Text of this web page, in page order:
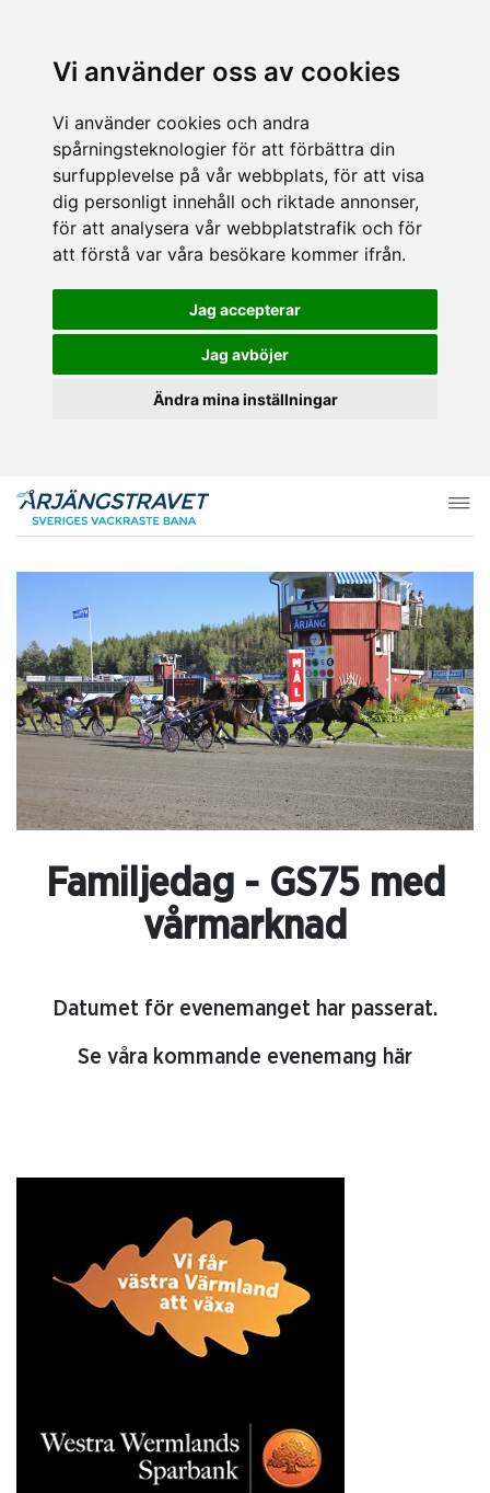
Vi använder oss av cookies
Vi använder cookies och andra
spårningsteknologier för att förbättra din
surfupplevelse på vår webbplats, för att visa
dig personligt innehåll och riktade annonser,
för att analysera vår webbplatstrafik och för
att förstå var våra besökare kommer ifrån.
Jag accepterar
Jag avböjer
Ändra mina inställningar
Familjedag - GS75 med
vårmarknad
Datumet för evenemanget har passerat.
Se våra kommande evenemang här